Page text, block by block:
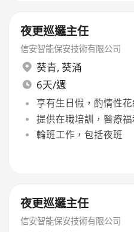
夜更巡邏主任
信安智能保安技術有限公司
葵青, 葵涌
6天/週
享有生日假，酌情性
提供在職培訓，醫療福
輪班工作，包括夜班
夜更巡邏主任
信安智能保安技術有限公司